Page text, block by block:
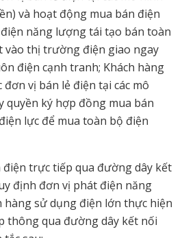
và hoạt động mua bán điện
năng lượng tái tạo bán toàn
vào thị trường điện giao ngay
điện cạnh tranh; Khách hàng
vị bán lẻ điện tại các mô
quyền ký hợp đồng mua bán
lực để mua toàn bộ điện
trực tiếp qua đường dây kết
định đơn vị phát điện năng
hàng sử dụng điện lớn thực hiện
thông qua đường dây kết nối